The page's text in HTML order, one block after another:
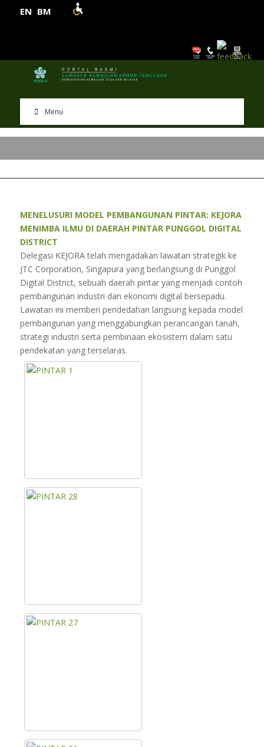
EN BM
Menu
MENELUSURI MODEL PEMBANGUNAN PINTAR: KEJORA
MENIMBA ILMU DI DAERAH PINTAR PUNGGOL DIGITAL
DISTRICT
Delegasi KEJORA telah mengadakan lawatan strategik ke
JTC Corporation, Singapura yang berlangsung di Punggol
Digital District, sebuah daerah pintar yang menjadi contoh
pembangunan industri dan ekonomi digital bersepadu.
Lawatan ini memberi pendedahan langsung kepada model
pembangunan yang menggabungkan perancangan tanah,
strategi industri serta pembinaan ekosistem dalam satu
pendekatan yang terselaras.